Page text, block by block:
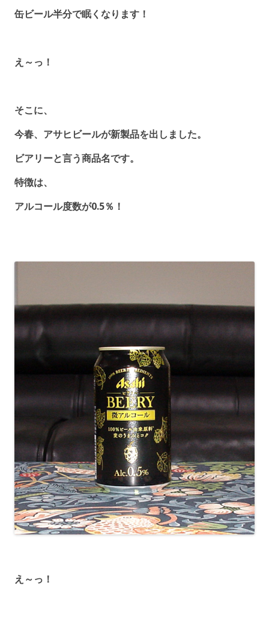
缶ビール半分で眠くなります！
え～っ！
そこに、
今春、アサヒビールが新製品を出しました。
ビアリーと言う商品名です。
特徴は、
アルコール度数が0.5％！
え～っ！